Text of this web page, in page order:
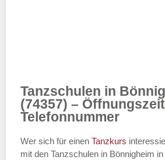
Tanzschulen in
(74357) –
Telefonnummer
Wer sich für einen Tanzkurs
mit den Tanzschulen in Bönnigheim